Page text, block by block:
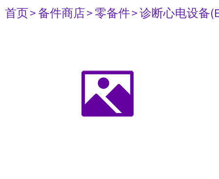
首页> 备件商店> 零备件> 诊断心电设备